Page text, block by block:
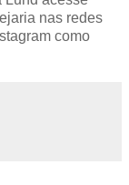
nas redes
como